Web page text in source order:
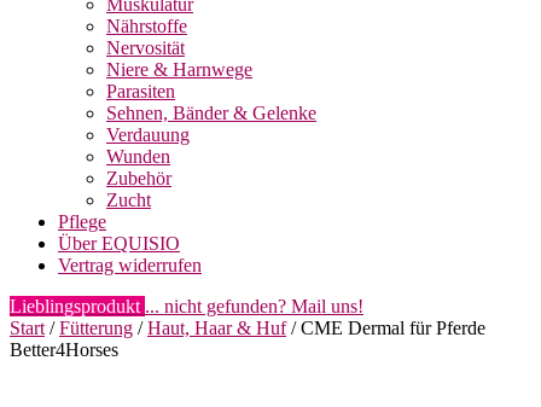
Nährstoffe
Nervosität
Niere & Harnwege
Parasiten
Sehnen, Bänder & Gelenke
Verdauung
Wunden
Zubehör
Zucht
Pflege
Über EQUISIO
Vertrag widerrufen
Lieblingsprodukt ... nicht gefunden? Mail uns!
Start /Fütterung /Haut, Haar & Huf/ CME Dermal für Pferde
Better4Horses